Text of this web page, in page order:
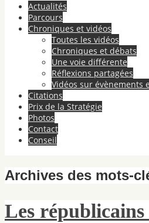
Actualités
Parcours
Chroniques et vidéos
Toutes les vidéos
Chroniques et débats
Une voie différente
Réflexions partagées
Vidéos sur évènements
Citations
Prix de la Stratégie
Photos
Contact
Conseil
Archives des mots-
Les républicains